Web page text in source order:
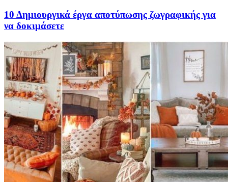
10 Δημιουργικά έργα αποτύπωσης ζωγραφικής για
να δοκιμάσετε